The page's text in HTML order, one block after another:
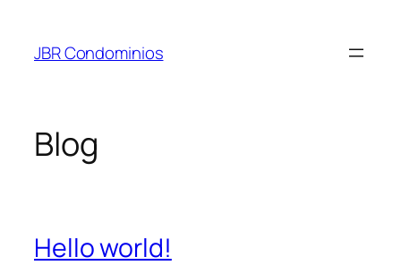
JBR Condominios
Blog
Hello world!